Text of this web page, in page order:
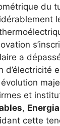
du
a
d’électricité
et
,
cette